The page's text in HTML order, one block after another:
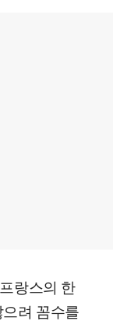
랑스의 한
려 꼼수를